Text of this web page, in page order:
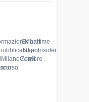
Exibart
italianinsider
ArteIt